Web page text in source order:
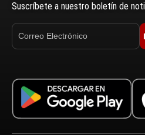
Suscríbete a nuestro boletín de